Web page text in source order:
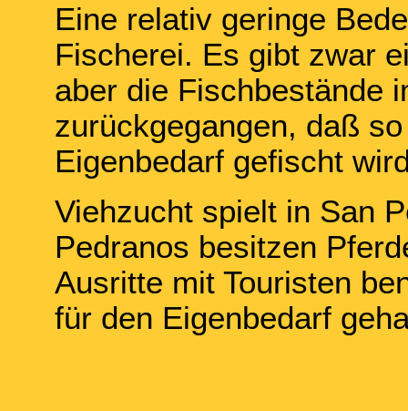
Eine relativ geringe
Fischerei. Es gibt zwar
aber die Fischbestände
zurückgegangen, daß
Eigenbedarf gefischt
Viehzucht spielt in San
Pedranos besitzen
Ausritte mit Touristen
für den Eigenbedarf